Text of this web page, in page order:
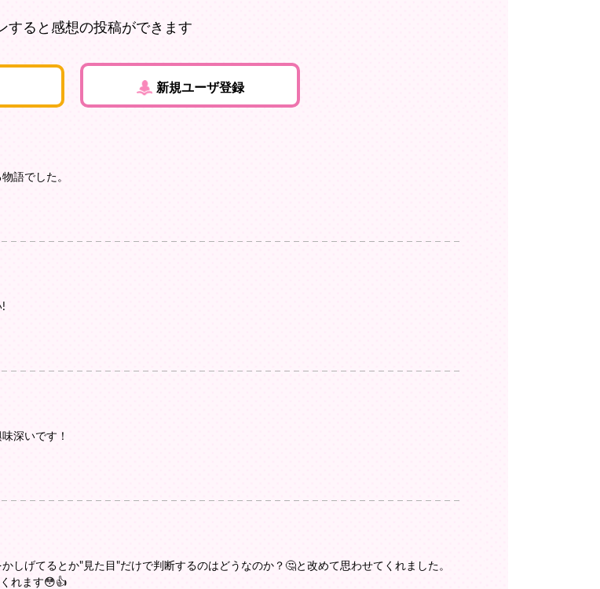
すると感想の投稿ができます
新規ユーザ登録
語でした。
!
深いです！
しげてるとか"見た目"だけで判断するのはどうなのか？🤔と改めて思わせてくれました。
れます😳👍